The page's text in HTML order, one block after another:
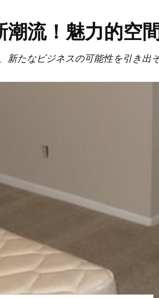
流！魅力的空
新たなビジネスの可能性を引き出